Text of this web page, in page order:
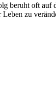
beruht oft
zu